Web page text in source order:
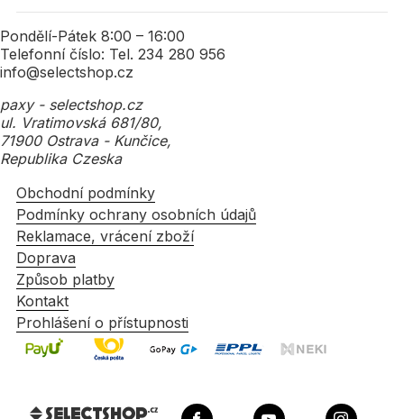
Pondělí-Pátek 8:00 – 16:00
Telefonní číslo: Tel. 234 280 956
info@selectshop.cz
paxy - selectshop.cz
ul. Vratimovská 681/80,
71900 Ostrava - Kunčice,
Republika Czeska
Obchodní podmínky
Podmínky ochrany osobních údajů
Reklamace, vrácení zboží
Doprava
Způsob platby
Kontakt
Prohlášení o přístupnosti